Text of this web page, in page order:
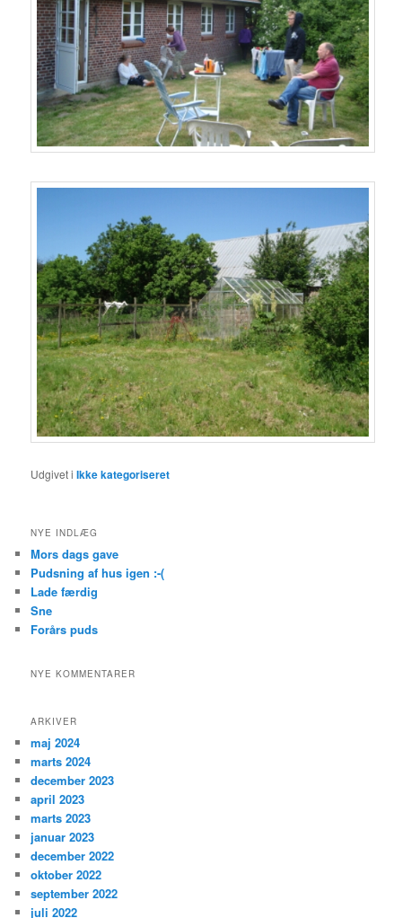
Udgivet i Ikke kategoriseret
NYE INDLÆG
Mors dags gave
Pudsning af hus igen :-(
Lade færdig
Sne
Forårs puds
NYE KOMMENTARER
ARKIVER
maj 2024
marts 2024
december 2023
april 2023
marts 2023
januar 2023
december 2022
oktober 2022
september 2022
juli 2022